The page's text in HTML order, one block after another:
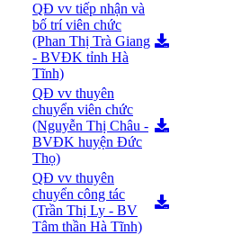
QĐ vv tiếp nhận và
bố trí viên chức
(Phan Thị Trà Giang
- BVĐK tỉnh Hà
Tĩnh)
QĐ vv thuyên
chuyển viên chức
(Nguyễn Thị Châu -
BVĐK huyện Đức
Thọ)
QĐ vv thuyên
chuyển công tác
(Trần Thị Ly - BV
Tâm thần Hà Tĩnh)